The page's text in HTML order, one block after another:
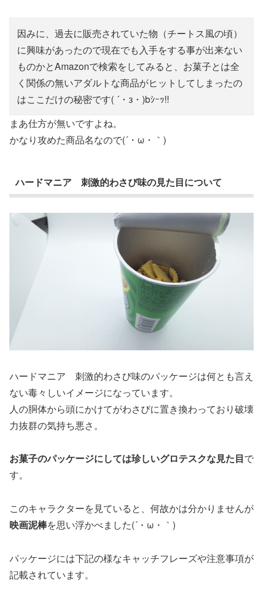
因みに、過去に販売されていた物（チートス風の頃）
に興味があったので現在でも入手をする事が出来ない
ものかとAmazonで検索をしてみると、お菓子とは全
く関係の無いアダルトな商品がヒットしてしまったの
はここだけの秘密です( ´・з・)bｼｰｯ!!
まあ仕方が無いですよね。
かなり攻めた商品名なので(´・ω・｀)
ハードマニア 刺激的わさび味の見た目について
ハードマニア 刺激的わさび味のパッケージは何とも言え
ない毒々しいイメージになっています。
人の胴体から頭にかけてがわさびに置き換わっており破壊
力抜群の気持ち悪さ。
お菓子のパッケージにしては珍しいグロテスクな見た目で
す。
このキャラクターを見ていると、何故かは分かりませんが
映画泥棒を思い浮かべました(´・ω・｀)
パッケージには下記の様なキャッチフレーズや注意事項が
記載されています。